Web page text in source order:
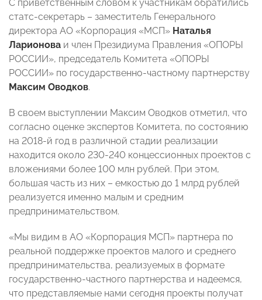
С приветственным словом к участникам обратились
статс-секретарь – заместитель Генерального
директора АО «Корпорация «МСП» Наталья
Ларионова и член Президиума Правления «ОПОРЫ
РОССИИ», председатель Комитета «ОПОРЫ
РОССИИ» по государственно-частному партнерству
Максим Оводков.
В своем выступлении Максим Оводков отметил, что
согласно оценке экспертов Комитета, по состоянию
на 2018-й год в различной стадии реализации
находится около 230-240 концессионных проектов с
вложениями более 100 млн рублей. При этом,
большая часть из них – емкостью до 1 млрд рублей
реализуется именно малым и средним
предпринимательством.
«Мы видим в АО «Корпорация МСП» партнера по
реальной поддержке проектов малого и среднего
предпринимательства, реализуемых в формате
государственно-частного партнерства и надеемся,
что представляемые нами сегодня проекты получат